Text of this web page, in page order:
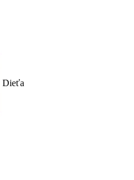
Dieťa